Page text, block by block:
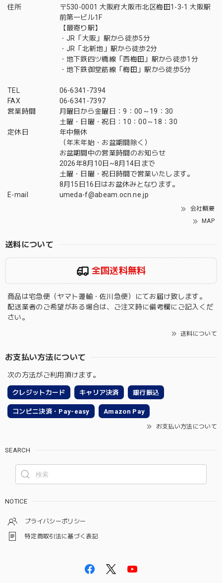
住所
〒530-0001 大阪府大阪市北区梅田1-3-1 大阪駅
前第一ビル1F
【最寄り駅】
・JR「大阪」駅から徒歩5分
・JR「北新地」駅から徒歩2分
・地下鉄四ツ橋線「西梅田」駅から徒歩1分
・地下鉄御堂筋線「梅田」駅から徒歩5分
TEL
06-6341-7394
FAX
06-6341-7397
営業時間
月曜日から金曜日：9：00～19：30
土曜・日曜・祝日：10：00～18：30
定休日
年中無休
（年末年始・お盆期間除く）
お盆期間中の営業時間のお知らせ
2026年8月10日~8月14日まで
土曜・日曜・祝日時間で営業いたします。
8月15日16日はお盆休みとなります。
E-mail
umeda-f@abeam.ocn.ne.jp
会社概要
MAP
送料について
全国送料無料
商品は宅急便（ヤマト運輸・佐川急便）にてお届け致します。
配送業者のご希望がある場合は、ご注文時に備考欄にご記入くだ
さい。
送料について
お支払い方法について
次の方法がご利用頂けます。
クレジットカード キャリア決済 銀行振込
コンビニ決済・Pay-easy Amazon Pay
お支払い方法について
SEARCH
NOTICE
プライバシーポリシー
特定商取引法に基づく表記